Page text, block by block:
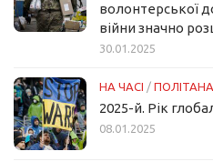
волонтерської
війни значно
30.01.2025
НА ЧАСІ /
2025-й. Рік
08.01.2025